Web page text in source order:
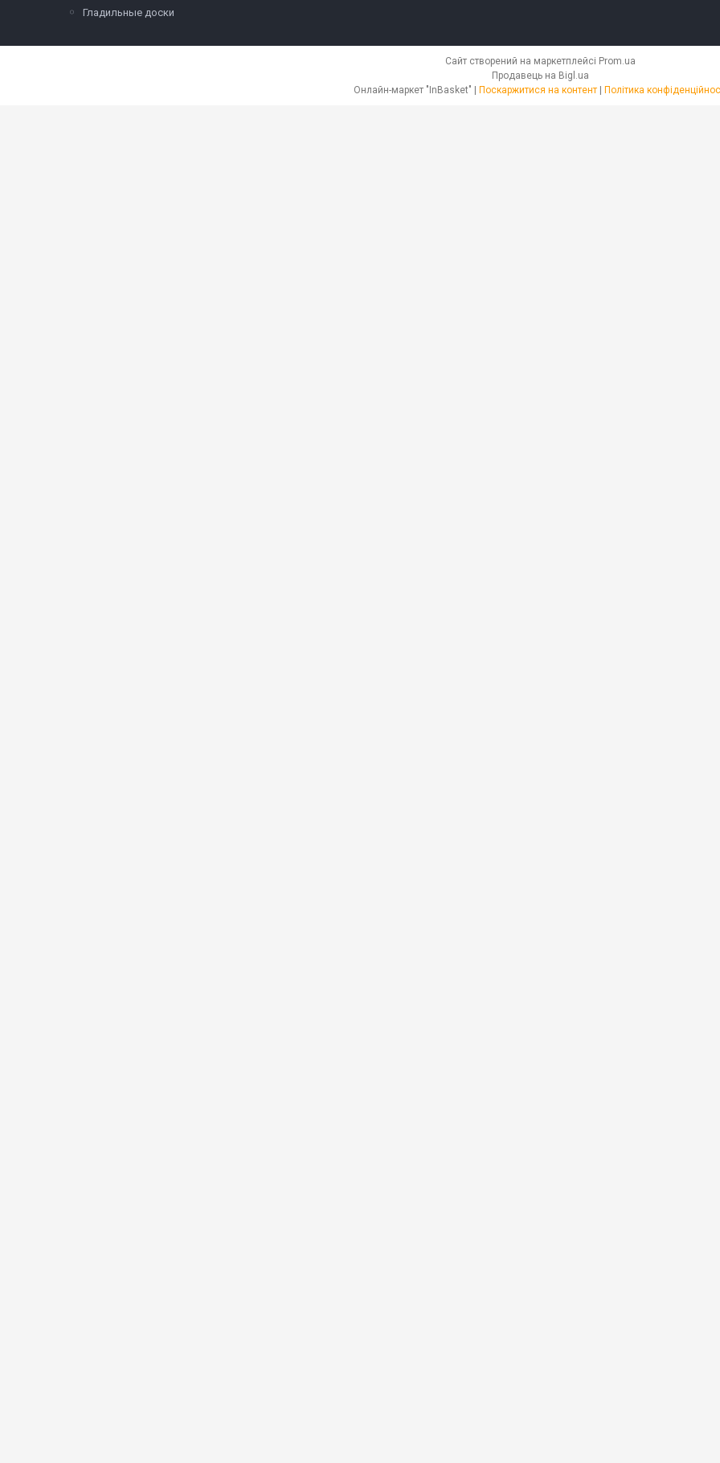
Гладильные доски
Сайт створений на маркетплейсі Prom.ua
Продавець на Bigl.ua
Поскаржитися на контент Політика